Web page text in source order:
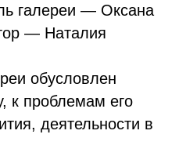
галереи — Оксана
— Наталия
обусловлен
к проблемам его
деятельности в